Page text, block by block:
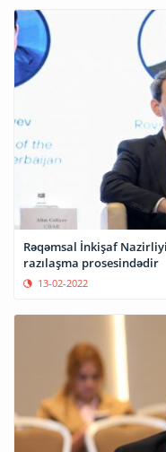
Rəqəmsal İnkişaf
razılaşma prosesindədir
13-02-2022